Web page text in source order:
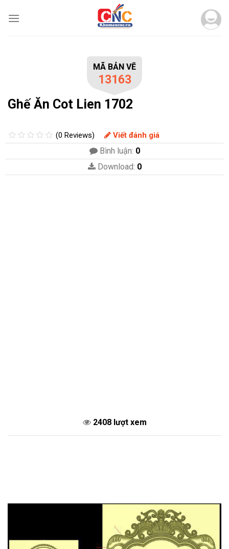
MÃ BẢN VẼ
13163
Ghế Ăn Cot Lien 1702
(0 Reviews) Viết đánh giá
Bình luận: 0
Download: 0
2408 lượt xem